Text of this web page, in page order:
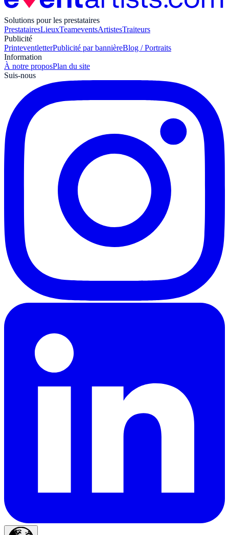
Solutions pour les prestataires
PrestatairesLieuxTeameventsArtistesTraiteurs
Publicité
PrinteventletterPublicité par bannièreBlog / Portraits
Information
À notre proposPlan du site
Suis-nous